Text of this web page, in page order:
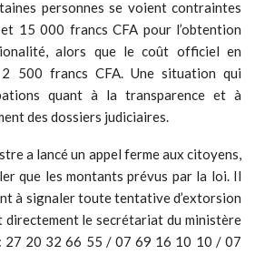
personnes se voient contraintes
15 000 francs CFA pour l’obtention
alors que le coût officiel en
500 francs CFA. Une situation qui
quant à la transparence et à
des dossiers judiciaires.
a lancé un appel ferme aux citoyens,
que les montants prévus par la loi. Il
à signaler toute tentative d’extorsion
directement le secrétariat du ministère
27 20 32 66 55 / 07 69 16 10 10 / 07